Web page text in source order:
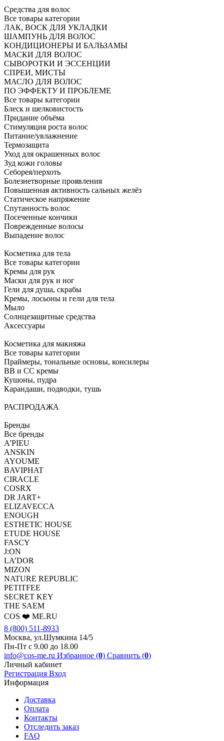
Средства для волос
Все товары категории
ЛАК, ВОСК ДЛЯ УКЛАДКИ
ШАМПУНЬ ДЛЯ ВОЛОС
КОНДИЦИОНЕРЫ И БАЛЬЗАМЫ
МАСКИ ДЛЯ ВОЛОС
СЫВОРОТКИ И ЭССЕНЦИИ
СПРЕИ, МИСТЫ
МАСЛО ДЛЯ ВОЛОС
ПО ЭФФЕКТУ И ПРОБЛЕМЕ
Все товары категории
Блеск и шелковистость
Придание объёма
Стимуляция роста волос
Питание/увлажнение
Термозащита
Уход для окрашенных волос
Зуд кожи головы
Себорея/перхоть
Болезнетворные проявления
Повышенная активность сальных желёз
Статическое напряжение
Спутанность волос
Посеченные кончики
Поврежденные волосы
Выпадение волос
Косметика для тела
Все товары категории
Кремы для рук
Маски для рук и ног
Гели для душа, скрабы
Кремы, лосьоны и гели для тела
Мыло
Солнцезащитные средства
Аксессуары
Косметика для макияжа
Все товары категории
Праймеры, тональные основы, консилеры
BB и CC кремы
Кушоны, пудра
Карандаши, подводки, тушь
РАСПРОДАЖА
Бренды
Все бренды
A'PIEU
ANSKIN
AYOUME
BAVIPHAT
CIRACLE
COSRX
DR JART+
ELIZAVECCA
ENOUGH
ESTHETIC HOUSE
ETUDE HOUSE
FASCY
J:ON
LA’DOR
MIZON
NATURE REPUBLIC
PETITFEE
SEСRET KEY
THE SAEM
COS ❤️ ME.RU
8 (800) 511-8933
Москва, ул.Шумкина 14/5
Пн-Пт с 9.00 до 18.00
info@cos-me.ru Избранное (0) Сравнить (0)
Личный кабинет
Регистрация Вход
Информация
Доставка
Оплата
Контакты
Отследить заказ
FAQ